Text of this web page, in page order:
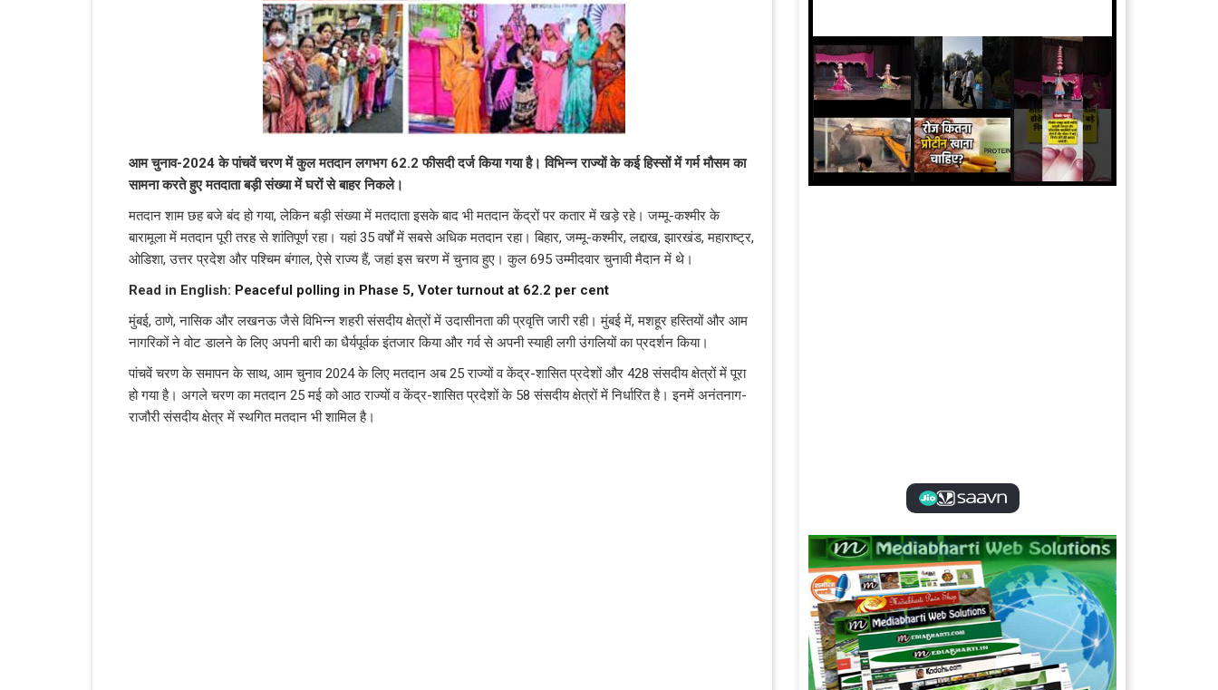
आम चुनाव-2024 के पांचवें चरण में कुल मतदान लगभग 62.2 फीसदी दर्ज किया गया है। विभिन्न राज्यों के कई हिस्सों में गर्म मौसम का
सामना करते हुए मतदाता बड़ी संख्या में घरों से बाहर निकले।
मतदान शाम छह बजे बंद हो गया, लेकिन बड़ी संख्या में मतदाता इसके बाद भी मतदान केंद्रों पर कतार में खड़े रहे। जम्मू-कश्मीर के
बारामूला में मतदान पूरी तरह से शांतिपूर्ण रहा। यहां 35 वर्षों में सबसे अधिक मतदान रहा। बिहार, जम्मू-कश्मीर, लद्दाख, झारखंड, महाराष्ट्र,
ओडिशा, उत्तर प्रदेश और पश्चिम बंगाल, ऐसे राज्य हैं, जहां इस चरण में चुनाव हुए। कुल 695 उम्मीदवार चुनावी मैदान में थे।
Read in English: Peaceful polling in Phase 5, Voter turnout at 62.2 per cent
मुंबई, ठाणे, नासिक और लखनऊ जैसे विभिन्न शहरी संसदीय क्षेत्रों में उदासीनता की प्रवृत्ति जारी रही। मुंबई में, मशहूर हस्तियों और आम
नागरिकों ने वोट डालने के लिए अपनी बारी का धैर्यपूर्वक इंतजार किया और गर्व से अपनी स्याही लगी उंगलियों का प्रदर्शन किया।
पांचवें चरण के समापन के साथ, आम चुनाव 2024 के लिए मतदान अब 25 राज्यों व केंद्र-शासित प्रदेशों और 428 संसदीय क्षेत्रों में पूरा
हो गया है। अगले चरण का मतदान 25 मई को आठ राज्यों व केंद्र-शासित प्रदेशों के 58 संसदीय क्षेत्रों में निर्धारित है। इनमें अनंतनाग-
राजौरी संसदीय क्षेत्र में स्थगित मतदान भी शामिल है।